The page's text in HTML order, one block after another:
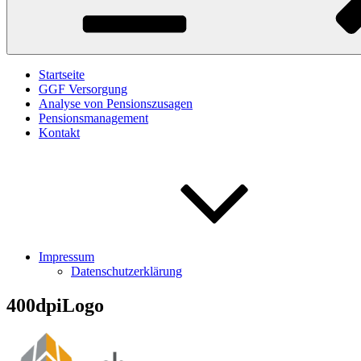
Startseite
GGF Versorgung
Analyse von Pensionszusagen
Pensionsmanagement
Kontakt
Impressum
Datenschutzerklärung
400dpiLogo